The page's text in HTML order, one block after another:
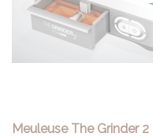
Meuleuse The Grinder 2